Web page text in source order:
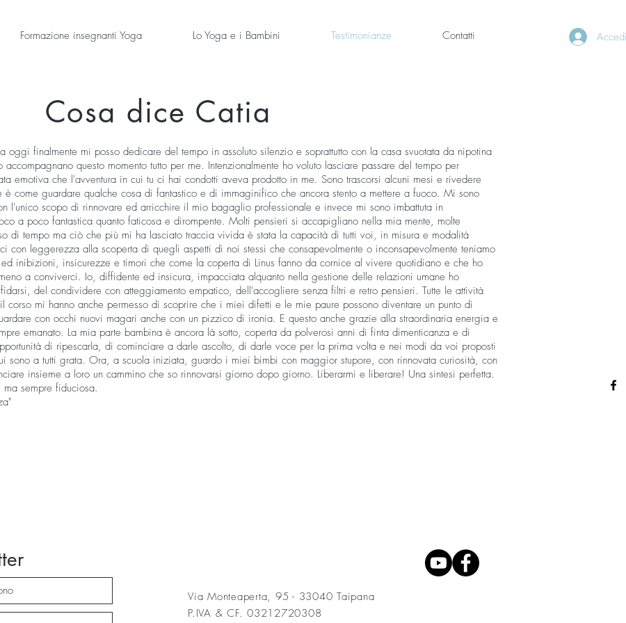
Formazione insegnanti Yoga Lo Yoga e i Bambini Testimonianze Contatti
Cosa dice Catia
oggi finalmente mi posso dedicare del tempo in assoluto silenzio e soprattutto con la casa svuotata da nipotina
questo momento tutto per me. Intenzionalmente ho voluto lasciare passare del tempo per
emotiva che l'avventura in cui tu ci hai condotti aveva prodotto in me. Sono trascorsi alcuni mesi e rivedere
è come guardare qualche cosa di fantastico e di immaginifico che ancora stento a mettere a fuoco. Mi sono
l'unico scopo di rinnovare ed arricchire il mio bagaglio professionale e invece mi sono imbattuta in
a poco fantastica quanto faticosa e dirompente. Molti pensieri si accapigliano nella mia mente, molte
di tempo ma ciò che più mi ha lasciato traccia vivida è stata la capacità di tutti voi, in misura e modalità
con leggerezza alla scoperta di quegli aspetti di noi stessi che consapevolmente o inconsapevolmente teniamo
inibizioni, insicurezze e timori che come la coperta di Linus fanno da cornice al vivere quotidiano e che ho
a conviverci. Io, diffidente ed insicura, impacciata alquanto nella gestione delle relazioni umane ho
del condividere con atteggiamento empatico, dell'accogliere senza filtri e retro pensieri. Tutte le attività
corso mi hanno anche permesso di scoprire che i miei difetti e le mie paure possono diventare un punto di
con occhi nuovi magari anche con un pizzico di ironia. E questo anche grazie alla straordinaria energia e
emanato. La mia parte bambina è ancora là sotto, coperta da polverosi anni di finta dimenticanza e di
di ripescarla, di cominciare a darle ascolto, di darle voce per la prima volta e nei modi da voi proposti
sono a tutti grata. Ora, a scuola iniziata, guardo i miei bimbi con maggior stupore, con rinnovata curiosità, con
insieme a loro un cammino che so rinnovarsi giorno dopo giorno. Liberarmi e liberare! Una sintesi perfetta.
sempre fiduciosa.
Via Monteaperta, 95 - 33040 Taipana
P.IVA & CF. 03212720308